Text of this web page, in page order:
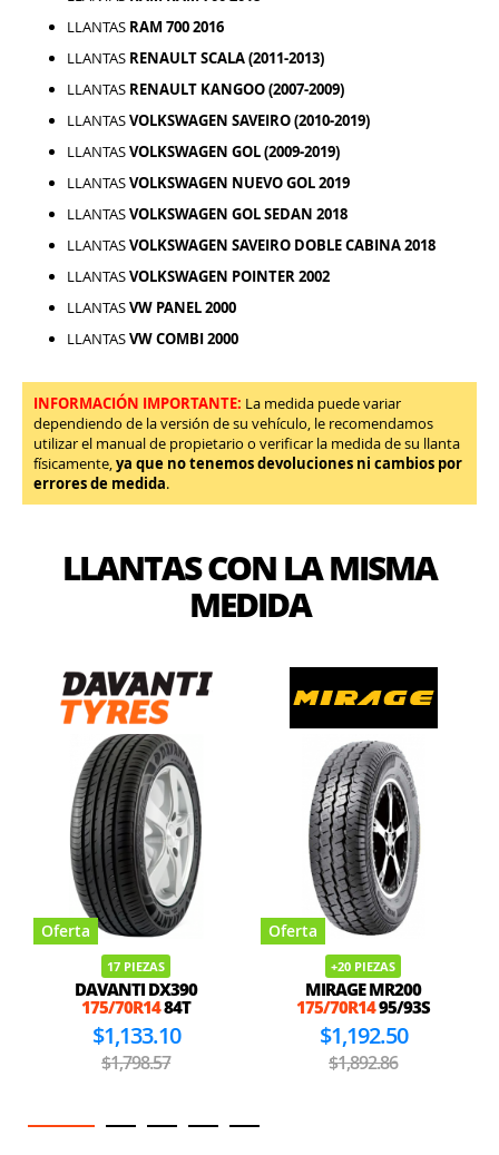
LLANTAS RAM 700 2016
LLANTAS RENAULT SCALA (2011-2013)
LLANTAS RENAULT KANGOO (2007-2009)
LLANTASVOLKSWAGEN SAVEIRO (2010-2019)
LLANTASVOLKSWAGEN GOL (2009-2019)
LLANTASVOLKSWAGEN NUEVO GOL 2019
LLANTASVOLKSWAGEN GOL SEDAN 2018
LLANTASVOLKSWAGEN SAVEIRO DOBLE CABINA 2018
LLANTASVOLKSWAGEN POINTER 2002
LLANTASVW PANEL 2000
LLANTASVW COMBI 2000
INFORMACIÓN IMPORTANTE: La medida puede variar
dependiendo de la versión de su vehículo, le recomendamos
utilizar el manual de propietario o verificar la medida de su llanta
físicamente,ya que no tenemos devoluciones ni cambios por
errores de medida.
LLANTAS CON LA MISMA
MEDIDA
Oferta
17 PIEZAS
DAVANTI DX390
175/70R1484T
$1,133.10
$1,798.57
Oferta
+20 PIEZAS
MIRAGE MR200
175/70R1495/93S
$1,192.50
$1,892.86